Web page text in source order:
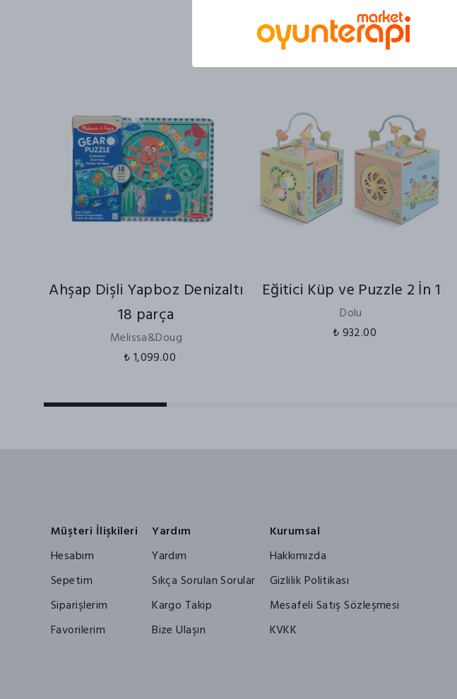
Ahşap Dişli Yapboz Denizaltı
18 parça
Melissa&Doug
₺ 1,099.00
Eğitici Küp ve Puzzle 2 İn 1
Dolu
₺ 932.00
Müşteri İlişkileri
Hesabım
Sepetim
Siparişlerim
Favorilerim
Yardım
Yardım
Sıkça Sorulan Sorular
Kargo Takip
Bize Ulaşın
Kurumsal
Hakkımızda
Gizlilik Politikası
Mesafeli Satış Sözleşmesi
KVKK